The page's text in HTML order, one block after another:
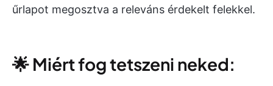
űrlapot megosztva a releváns érdekelt felekkel.
🌟 Miért fog tetszeni neked: